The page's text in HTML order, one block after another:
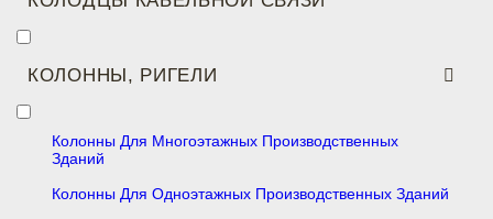
КОЛОННЫ, РИГЕЛИ
Колонны Для Многоэтажных Производственных
Зданий
Колонны Для Одноэтажных Производственных Зданий